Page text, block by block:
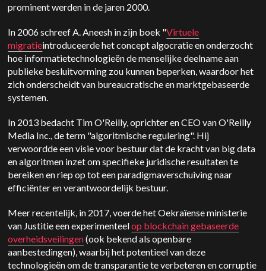
prominent werden in de jaren 2000.
In 2006 schreef A. Aneesh in zijn boek "Virtuele
migratieintroduceerde het concept algocratie en onderzocht
hoe informatietechnologieën de menselijke deelname aan
publieke besluitvorming zou kunnen beperken, waardoor het
zich onderscheidt van bureaucratische en marktgebaseerde
systemen.
In 2013 bedacht Tim O'Reilly, oprichter en CEO van O'Reilly
Media Inc., de term "algoritmische regulering". Hij
verwoordde een visie voor bestuur dat de kracht van big data
en algoritmen inzet om specifieke juridische resultaten te
bereiken en riep op tot een paradigmaverschuiving naar
efficiënter en verantwoordelijk bestuur.
Meer recentelijk, in 2017, voerde het Oekraïense ministerie
van Justitie een experimenteelop blockchain gebaseerde
overheidsveilingen(ook bekend als openbare
aanbestedingen), waarbij het potentieel van deze
technologieën om de transparantie te verbeteren en corruptie